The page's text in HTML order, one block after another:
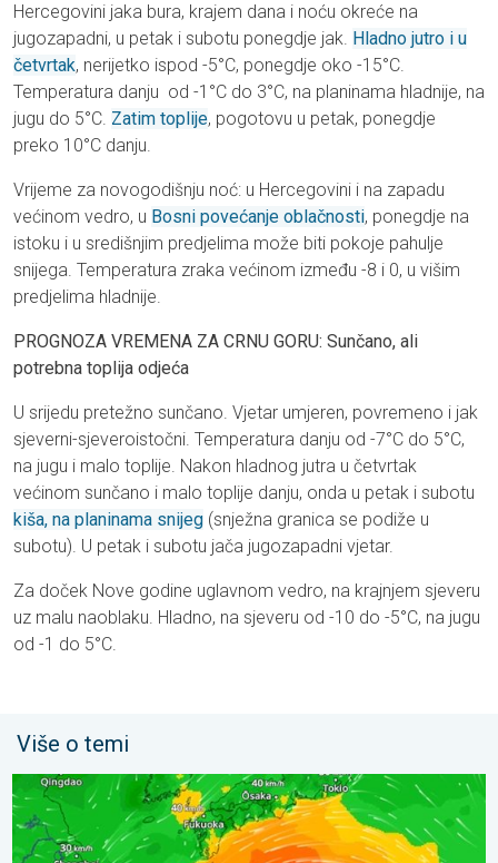
Hercegovini jaka bura, krajem dana i noću okreće na
jugozapadni, u petak i subotu ponegdje jak. Hladno jutro i u
četvrtak, nerijetko ispod -5°C, ponegdje oko -15°C.
Temperatura danju od -1°C do 3°C, na planinama hladnije, na
jugu do 5°C. Zatim toplije, pogotovu u petak, ponegdje
preko 10°C danju.
Vrijeme za novogodišnju noć: u Hercegovini i na zapadu
većinom vedro, u Bosni povećanje oblačnosti, ponegdje na
istoku i u središnjim predjelima može biti pokoje pahulje
snijega. Temperatura zraka većinom između -8 i 0, u višim
predjelima hladnije.
PROGNOZA VREMENA ZA CRNU GORU: Sunčano, ali
potrebna toplija odjeća
U srijedu pretežno sunčano. Vjetar umjeren, povremeno i jak
sjeverni-sjeveroistočni. Temperatura danju od -7°C do 5°C,
na jugu i malo toplije. Nakon hladnog jutra u četvrtak
većinom sunčano i malo toplije danju, onda u petak i subotu
kiša, na planinama snijeg (snježna granica se podiže u
subotu). U petak i subotu jača jugozapadni vjetar.
Za doček Nove godine uglavnom vedro, na krajnjem sjeveru
uz malu naoblaku. Hladno, na sjeveru od -10 do -5°C, na jugu
od -1 do 5°C.
Više o temi
Japan se priprema za tajfun Dolphin. Strah od klizišta. . .